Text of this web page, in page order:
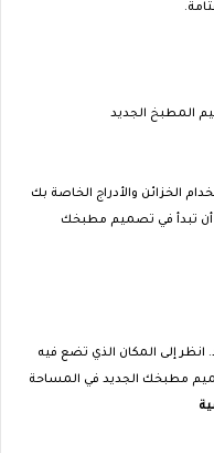
والأدراج الخاصة بك
أن تبدأ في تصميم مطبخك
إلى المكان الذي تضع فيه
مطبخك الجديد في المساحة